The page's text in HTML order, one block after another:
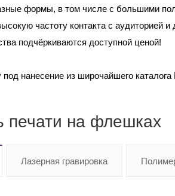
формы, в том числе с большими
частоту контакта с аудиторией и
подчёркиваются доступной ценой!
нанесение из широчайшего
печати на флешках
Лазерная гравировка